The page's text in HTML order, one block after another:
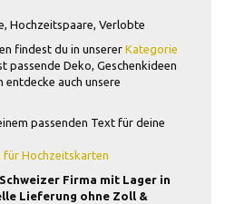
Hochzeitspaare, Verlobte
findest du in unserer Kategorie
passende Deko, Geschenkideen
entdecke auch unsere
passenden Text für deine
Hochzeitskarten
Firma mit Lager in
Lieferung ohne Zoll &